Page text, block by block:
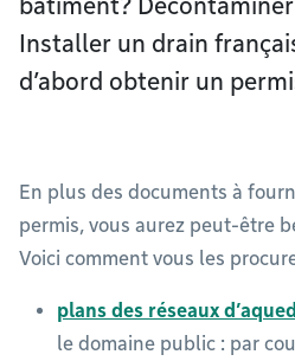
bâtiment?
Installer un drain
d’abord obtenir un
En plus des documents à
permis, vous aurez peut-être
Voici comment vous les
plans des réseaux
le domaine public : par